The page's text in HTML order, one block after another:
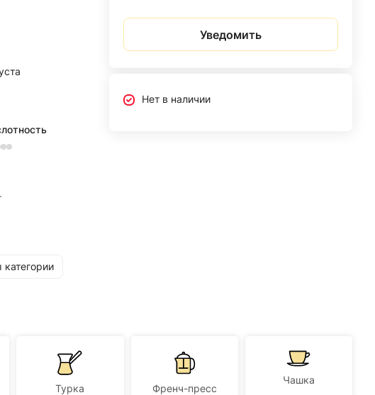
Уведомить
Нет в наличии
Турка Френч-пресс
Чашка